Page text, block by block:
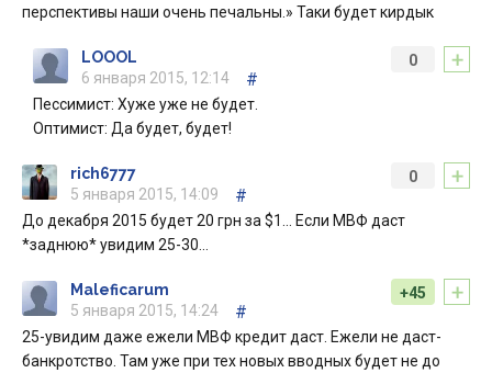
перспективы наши очень печальны.» Таки будет кирдык
+
0
LOOOL
6 января 2015, 12:14
#
Пессимист: Хуже уже не будет.
Оптимист: Да будет, будет!
+
0
rich6777
5 января 2015, 14:09
#
До декабря 2015 будет 20 грн за $1… Если МВФ даст
*заднюю* увидим 25-30…
+
+45
Maleficarum
5 января 2015, 14:24
#
25-увидим даже ежели МВФ кредит даст. Ежели не даст-
банкротство. Там уже при тех новых вводных будет не до